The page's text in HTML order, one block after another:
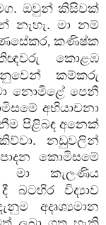
ඔවුන් කිසිවක්
නැහැ. මා නම්
,කණිෂ්ක
කොළඹ
කම්කරු
නොමිළේ පෙනී
අභියාචනා
පිළිබඳ අනෙක්
නඩුවලින්
කොමිසමේ
මා කැලණිය
බටහිර විද්‍යාව
අදෘශ්‍යමාන